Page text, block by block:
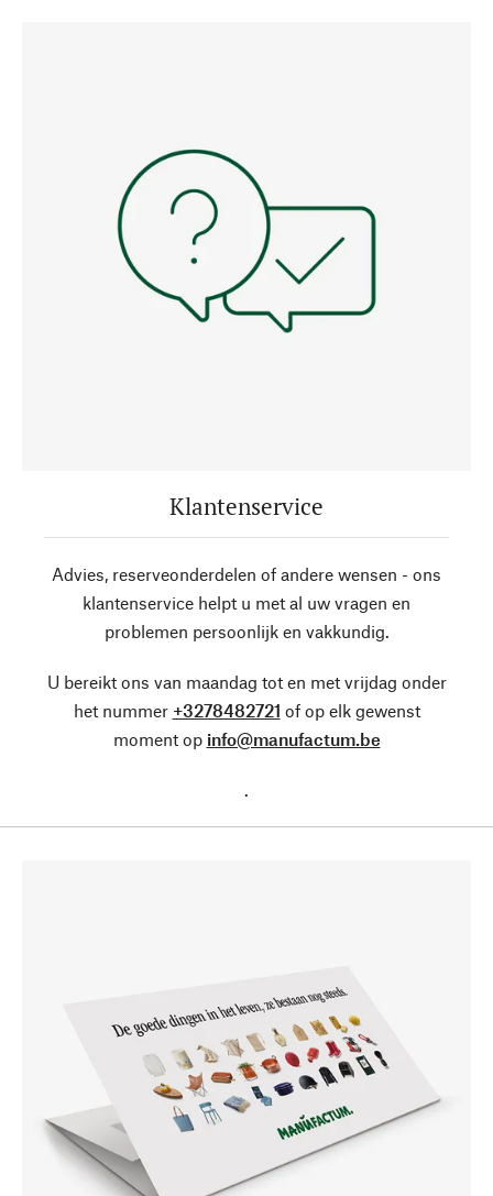
Klantenservice
Advies, reserveonderdelen of andere wensen - ons
klantenservice helpt u met al uw vragen en
problemen persoonlijk en vakkundig.
U bereikt ons van maandag tot en met vrijdag onder
het nummer +3278482721 of op elk gewenst
moment op info@manufactum.be
.